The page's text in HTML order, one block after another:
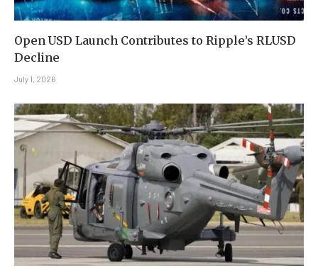
Open USD Launch Contributes to Ripple’s RLUSD
Decline
July 1, 2026